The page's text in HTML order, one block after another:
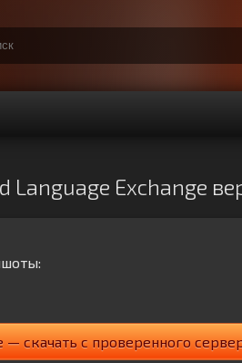
Language Exchange
— скачать с проверенного